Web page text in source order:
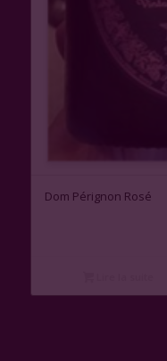
Dom Pérignon Rosé